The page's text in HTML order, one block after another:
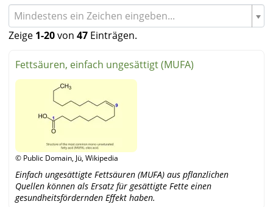
Mindestens ein Zeichen eingeben...
Zeige 1-20von 47 Einträgen.
Fettsäuren, einfach ungesättigt (MUFA)
© Public Domain, Jü, Wikipedia
Einfach ungesättigte Fettsäuren (MUFA) aus pflanzlichen
Quellen können als Ersatz für gesättigte Fette einen
gesundheitsfördernden Effekt haben.